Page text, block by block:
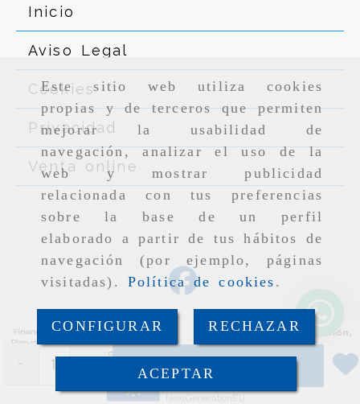
Este sitio web utiliza cookies
propias y de terceros que permiten
mejorar la usabilidad de
navegación, analizar el uso de la
web y mostrar publicidad
relacionada con tus preferencias
sobre la base de un perfil
elaborado a partir de tus hábitos de
navegación (por ejemplo, páginas
visitadas). Política de cookies .
CONFIGURAR RECHAZAR
ACEPTAR
+ Añadir
Inicio
Aviso Legal
Cookies
Privacidad
Venta online